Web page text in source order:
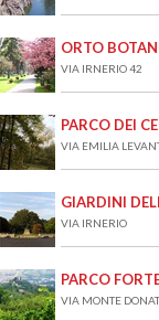
ORTO
VIA IRNERIO 42
PARCO DEI
VIA EMILIA
GIARDINI
VIA IRNERIO
PARCO
VIA MONTE